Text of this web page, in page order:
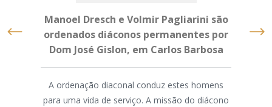
Manoel Dresch e Volmir Pagliarini são
ordenados diáconos permanentes por
Dom José Gislon, em Carlos Barbosa
A ordenação diaconal conduz estes homens
para uma vida de serviço. A missão do diácono